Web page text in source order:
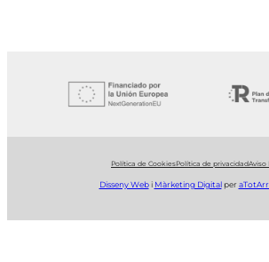
Política de CookiesPolítica de privacidadAviso
Disseny Webi Màrketing Digitalper